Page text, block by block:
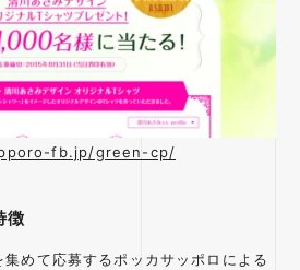
fb.jp/green-cp/
徴
めて応募するポッカサッポロによる